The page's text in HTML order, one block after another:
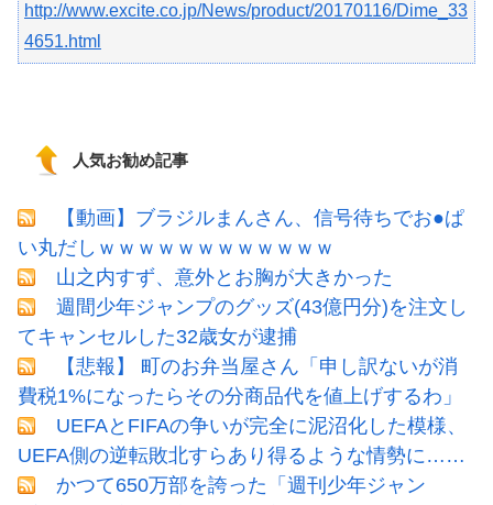
http://www.excite.co.jp/News/product/20170116/Dime_33
4651.html
人気お勧め記事
【動画】ブラジルまんさん、信号待ちでお●ぱ
い丸だしｗｗｗｗｗｗｗｗｗｗｗｗ
山之内すず、意外とお胸が大きかった
週間少年ジャンプのグッズ(43億円分)を注文し
てキャンセルした32歳女が逮捕
【悲報】 町のお弁当屋さん「申し訳ないが消
費税1%になったらその分商品代を値上げするわ」
UEFAとFIFAの争いが完全に泥沼化した模様、
UEFA側の逆転敗北すらあり得るような情勢に……
かつて650万部を誇った「週刊少年ジャン